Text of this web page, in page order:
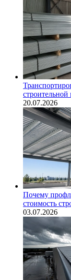
20.07.2026
Почему
стоимость
03.07.2026